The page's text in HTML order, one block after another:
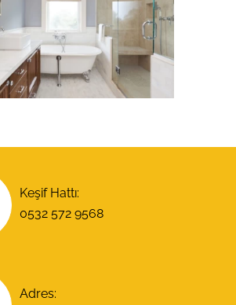
Keşif Hattı:
0532 572 9568
Adres: